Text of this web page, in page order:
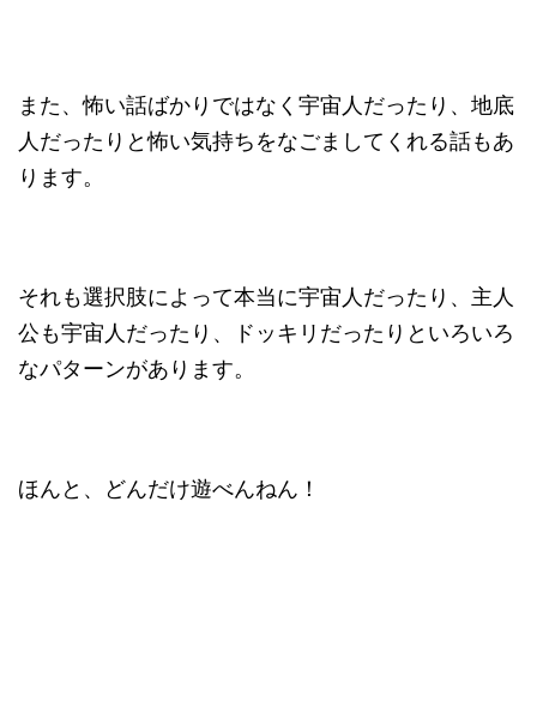
また、怖い話ばかりではなく宇宙人だったり、地底
人だったりと怖い気持ちをなごましてくれる話もあ
ります。
それも選択肢によって本当に宇宙人だったり、主人
公も宇宙人だったり、ドッキリだったりといろいろ
なパターンがあります。
ほんと、どんだけ遊べんねん！